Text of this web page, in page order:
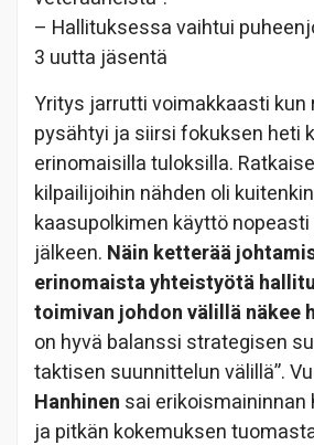
– Hallituksessa vaihtui
3 uutta jäsentä
Yritys jarrutti voimakkaasti kun
pysähtyi ja siirsi fokuksen heti
erinomaisilla tuloksilla.
kilpailijoihin nähden oli
kaasupolkimen käyttö
jälkeen. Näin ketterää
erinomaista yhteistyötä
toimivan johdon välillä näkee
on hyvä balanssi strategisen
taktisen suunnittelun välillä”.
Hanhinen sai
ja pitkän kokemuksen